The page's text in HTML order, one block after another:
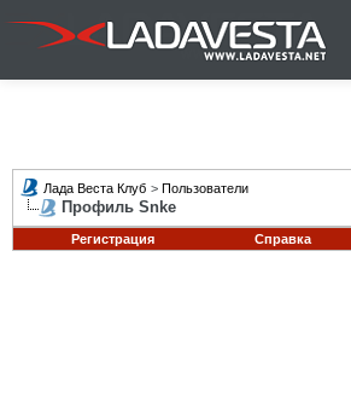
Лада Веста Клуб > Пользователи
Профиль Snke
Регистрация Справка